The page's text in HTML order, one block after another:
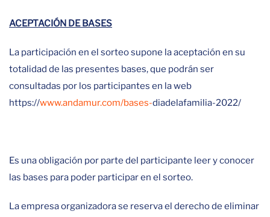
ACEPTACIÓN DE BASES
La participación en el sorteo supone la aceptación en su
totalidad de las presentes bases, que podrán ser
consultadas por los participantes en la web
https://www.andamur.com/bases-diadelafamilia-2022/
Es una obligación por parte del participante leer y conocer
las bases para poder participar en el sorteo.
La empresa organizadora se reserva el derecho de eliminar